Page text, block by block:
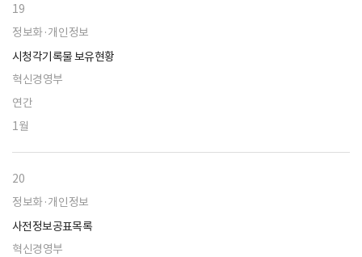
19
정보화·개인정보
시청각기록물 보유현황
혁신경영부
연간
1월
20
정보화·개인정보
사전정보공표목록
혁신경영부